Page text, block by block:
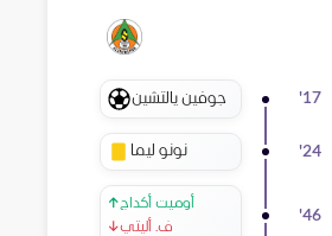
17
' جوفين يالتشين
24
' نونو ليما
46
'
↑أوميت أكداج
↓ف. أليتي